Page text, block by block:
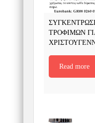
ΤΡΟΦΙΜΩΝ
Read more